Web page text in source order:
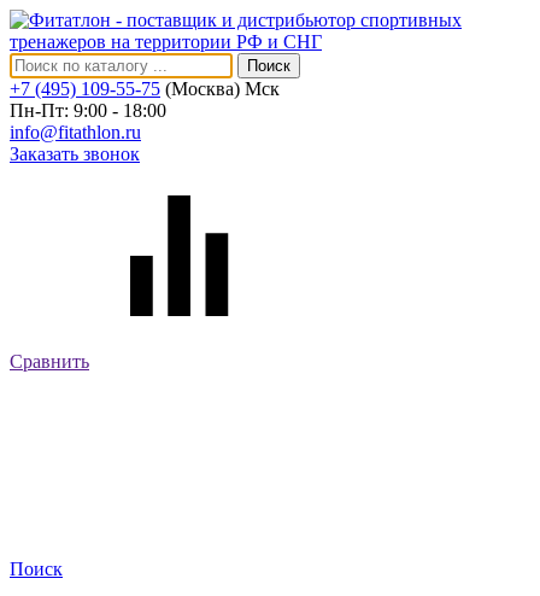
Поиск
+7 (495) 109-55-75 (Москва) Мск
Пн-Пт: 9:00 - 18:00
info@fitathlon.ru
Заказать звонок
Сравнить
Поиск